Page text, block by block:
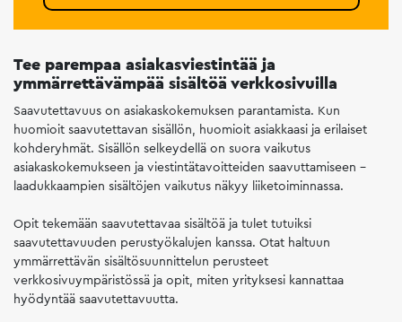
Tee parempaa asiakasviestintää ja
ymmärrettävämpää sisältöä verkkosivuilla
Saavutettavuus on asiakaskokemuksen parantamista. Kun
huomioit saavutettavan sisällön, huomioit asiakkaasi ja erilaiset
kohderyhmät. Sisällön selkeydellä on suora vaikutus
asiakaskokemukseen ja viestintätavoitteiden saavuttamiseen –
laadukkaampien sisältöjen vaikutus näkyy liiketoiminnassa.
Opit tekemään saavutettavaa sisältöä ja tulet tutuiksi
saavutettavuuden perustyökalujen kanssa. Otat haltuun
ymmärrettävän sisältösuunnittelun perusteet
verkkosivuympäristössä ja opit, miten yrityksesi kannattaa
hyödyntää saavutettavuutta.